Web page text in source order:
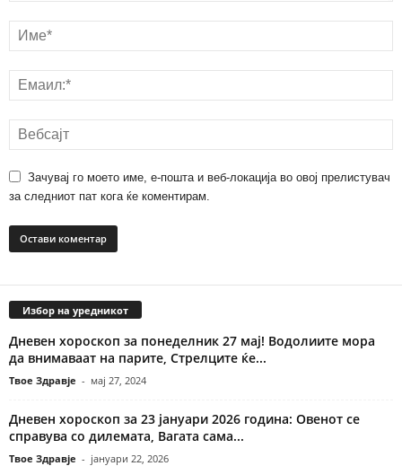
Зачувај го моето име, е-пошта и веб-локација во овој прелистувач
за следниот пат кога ќе коментирам.
Избор на уредникот
Дневен хороскоп за понеделник 27 мај! Водолиите мора
да внимаваат на парите, Стрелците ќе...
Твое Здравје - мај 27, 2024
Дневен хороскоп за 23 јануари 2026 година: Овенот се
справува со дилемата, Вагата сама...
Твое Здравје - јануари 22, 2026